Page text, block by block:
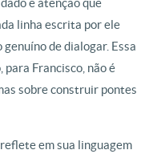
linha escrita por ele
de dialogar. Essa
para Francisco, não é
sobre construir pontes
em sua linguagem